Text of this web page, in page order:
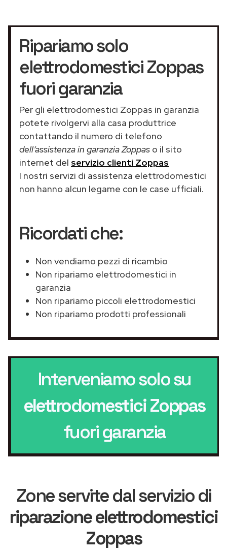
Ripariamo solo
elettrodomestici Zoppas
fuori garanzia
Per gli elettrodomestici Zoppas in garanzia
potete rivolgervi alla casa produttrice
contattando il numero di telefono
dell’assistenza in garanzia Zoppas o il sito
internet del servizio clienti Zoppas
I nostri servizi di assistenza elettrodomestici
non hanno alcun legame con le case ufficiali.
Ricordati che:
Non vendiamo pezzi di ricambio
Non ripariamo elettrodomestici in
garanzia
Non ripariamo piccoli elettrodomestici
Non ripariamo prodotti professionali
Interveniamo solo su
elettrodomestici Zoppas
fuori garanzia
Zone servite dal servizio di
riparazione elettrodomestici
Zoppas